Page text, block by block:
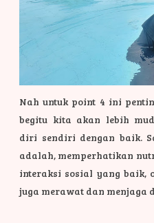
Nah untuk point 4 ini
begitu kita akan lebih
diri sendiri dengan baik.
adalah, memperhatikan
interaksi sosial yang baik,
juga merawat dan menjaga